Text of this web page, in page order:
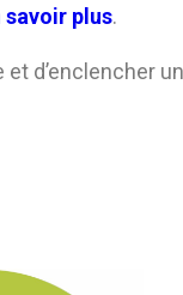
savoir plus.
et d’enclencher